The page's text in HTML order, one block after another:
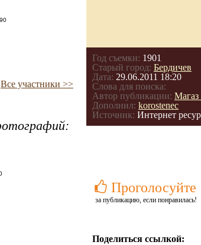
Все участники >>
Год съемки: 1901
Старый город: Бердичев
Дата: 29.06.2011 18:20
Слова для поиска:
Автор публикации:
Дополнил: korostenec
Источник: Интернет
Проголосуйте
за публикацию, если понравилась!
Поделиться ссылкой: